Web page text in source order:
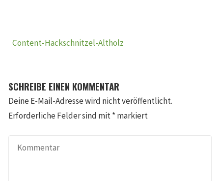
Content-Hackschnitzel-Altholz
SCHREIBE EINEN KOMMENTAR
Deine E-Mail-Adresse wird nicht veröffentlicht.
Erforderliche Felder sind mit* markiert